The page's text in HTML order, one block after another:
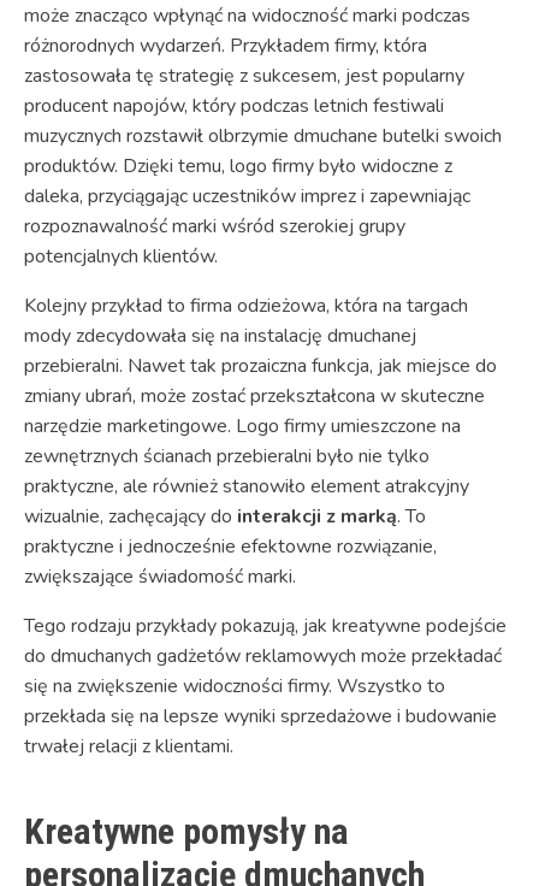
może znacząco wpłynąć na widoczność marki podczas
różnorodnych wydarzeń. Przykładem firmy, która
zastosowała tę strategię z sukcesem, jest popularny
producent napojów, który podczas letnich festiwali
muzycznych rozstawił olbrzymie dmuchane butelki swoich
produktów. Dzięki temu, logo firmy było widoczne z
daleka, przyciągając uczestników imprez i zapewniając
rozpoznawalność marki wśród szerokiej grupy
potencjalnych klientów.
Kolejny przykład to firma odzieżowa, która na targach
mody zdecydowała się na instalację dmuchanej
przebieralni. Nawet tak prozaiczna funkcja, jak miejsce do
zmiany ubrań, może zostać przekształcona w skuteczne
narzędzie marketingowe. Logo firmy umieszczone na
zewnętrznych ścianach przebieralni było nie tylko
praktyczne, ale również stanowiło element atrakcyjny
wizualnie, zachęcający do interakcji z marką. To
praktyczne i jednocześnie efektowne rozwiązanie,
zwiększające świadomość marki.
Tego rodzaju przykłady pokazują, jak kreatywne podejście
do dmuchanych gadżetów reklamowych może przekładać
się na zwiększenie widoczności firmy. Wszystko to
przekłada się na lepsze wyniki sprzedażowe i budowanie
trwałej relacji z klientami.
Kreatywne pomysły na
personalizację dmuchanych